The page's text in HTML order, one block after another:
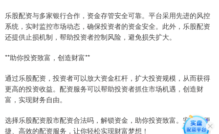
乐股配资与多家银行合作，资金存管安全可靠。平台采用先进的风控
系统，实时监控市场动态，确保投资者的资金安全。此外，乐股配资
还提供止损机制，帮助投资者控制风险，避免损失扩大。
**助你投资致富，创造财富**
通过乐股配资，投资者可以放大资金杠杆，扩大投资规模，从而获得
更高的投资收益。配资服务可以帮助投资者抓住市场机遇，创造财
富，实现财务自由。
选择乐股配资股市配资合法吗，解锁资金，助你投资致富。安全、便
捷、高效的配资服务，让你轻松实现财富梦想！